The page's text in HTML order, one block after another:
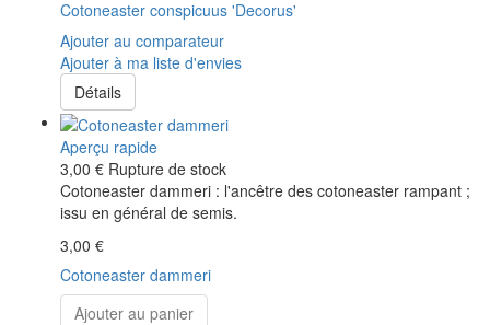
Cotoneaster conspicuus 'Decorus'
Ajouter au comparateur
Ajouter à ma liste d'envies
Détails
Aperçu rapide
3,00 € Rupture de stock
Cotoneaster dammeri : l'ancêtre des cotoneaster rampant ;
issu en général de semis.
3,00 €
Cotoneaster dammeri
Ajouter au panier